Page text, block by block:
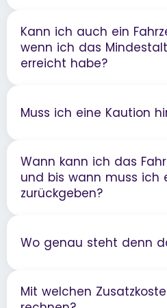
Kann ich auch ein
wenn ich das
erreicht habe?
Muss ich eine Kaution
Wann kann ich das
und bis wann muss ich
zurückgeben?
Wo genau steht denn
Mit welchen